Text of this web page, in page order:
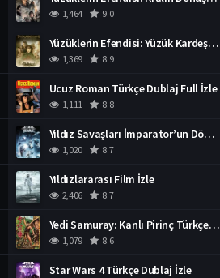
1,464 9.0
Yüzüklerin Efendisi: Yüzük Kardeşliği Türkçe Dublaj İzle
1,369 8.9
Ucuz Roman Türkçe Dublaj Full İzle
1,111 8.8
Yıldız Savaşları İmparator’un Dönüşü Türkçe Dublaj İzle
1,020 8.7
Yıldızlararası Film İzle
2,406 8.7
Yedi Samuray: Kanlı Pirinç Türkçe Dublaj İzle
1,079 8.6
Star Wars 4 Türkçe Dublaj İzle